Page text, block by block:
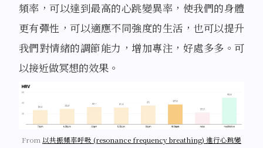
頻率，可以達到最高的心跳變異率，使我們的身體
更有彈性，可以適應不同強度的生活，也可以提升
我們對情緒的調節能力，增加專注，好處多多。可
以接近做冥想的效果。
From 以共振頻率呼吸 (resonance frequency breathing) 進行心跳變